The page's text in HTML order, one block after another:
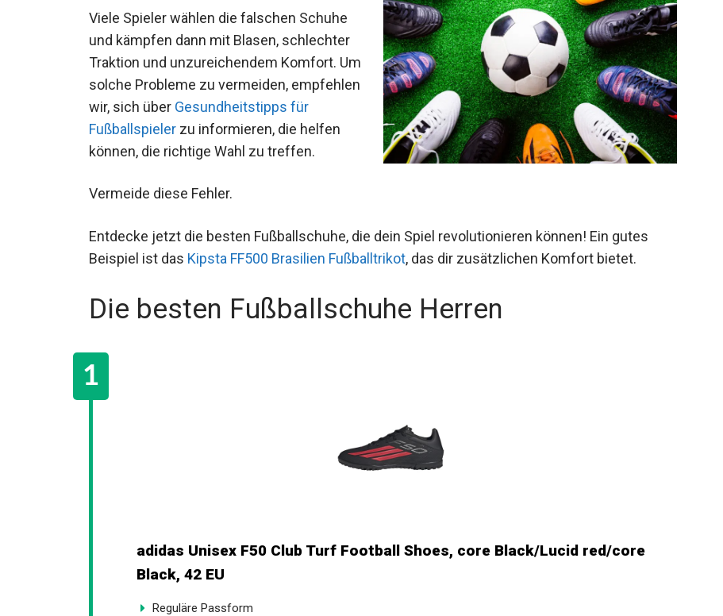
Viele Spieler wählen die falschen Schuhe
und kämpfen dann mit Blasen, schlechter
Traktion und unzureichendem Komfort. Um
solche Probleme zu vermeiden, empfehlen
wir, sich über Gesundheitstipps für
Fußballspieler zu informieren, die helfen
können, die richtige Wahl zu treffen.
Vermeide diese Fehler.
Entdecke jetzt die besten Fußballschuhe, die dein Spiel revolutionieren können! Ein gutes
Beispiel ist das Kipsta FF500 Brasilien Fußballtrikot, das dir zusätzlichen Komfort bietet.
Die besten Fußballschuhe Herren
adidas Unisex F50 Club Turf Football Shoes, core Black/Lucid red/core
Black, 42 EU
Reguläre Passform